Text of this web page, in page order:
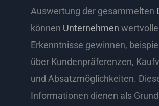
Auswertung der gesammelten
können Unternehmen wertvolle
Erkenntnisse gewinnen,
über Kundenpräferenzen,
und Absatzmöglichkeiten.
Informationen dienen als